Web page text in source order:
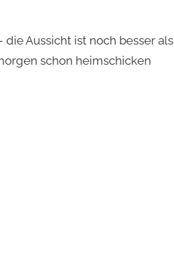
Aussicht ist noch besser als
schon heimschicken